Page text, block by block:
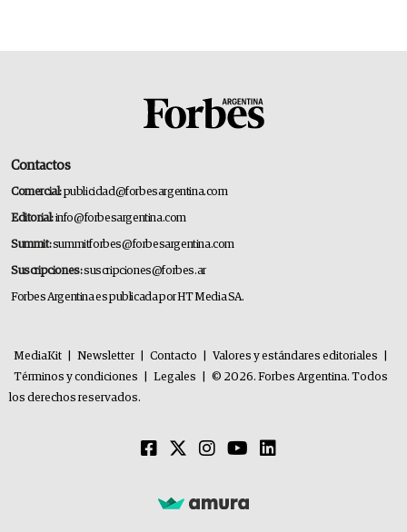
Contactos
Comercial:publicidad@forbesargentina.com
Editorial:info@forbesargentina.com
Summit:summitforbes@forbesargentina.com
Suscripciones:suscripciones@forbes.ar
Forbes Argentina es publicada por HT Media SA.
MediaKit Newsletter Contacto Valores y estándares editoriales
Términos y condiciones
Legales
© 2026. Forbes Argentina. Todos
los derechos reservados.